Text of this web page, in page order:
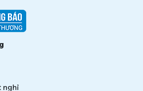
nghỉ